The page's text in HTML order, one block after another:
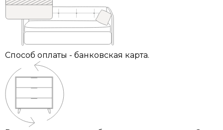
Способ оплаты - банковская карта.